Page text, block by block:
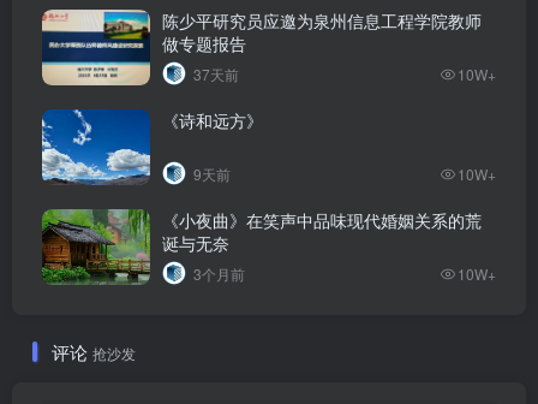
陈少平研究员应邀为泉州信息工程学院教师
做专题报告
37天前 10W+
《诗和远方》
9天前 10W+
《小夜曲》在笑声中品味现代婚姻关系的荒
诞与无奈
3个月前 10W+
评论 抢沙发